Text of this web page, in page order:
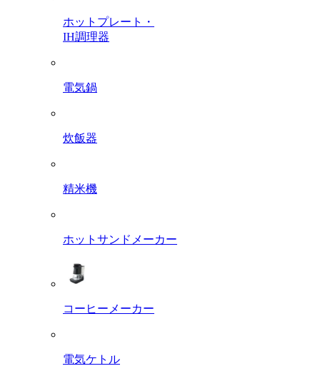
ホットプレート・
IH調理器
電気鍋
炊飯器
精米機
ホットサンドメーカー
コーヒーメーカー
電気ケトル